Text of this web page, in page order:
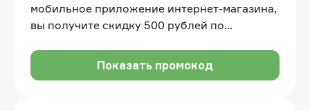
мобильное приложение интернет-магазина,
вы получите скидку 500 рублей по
рублей
Показать промокод